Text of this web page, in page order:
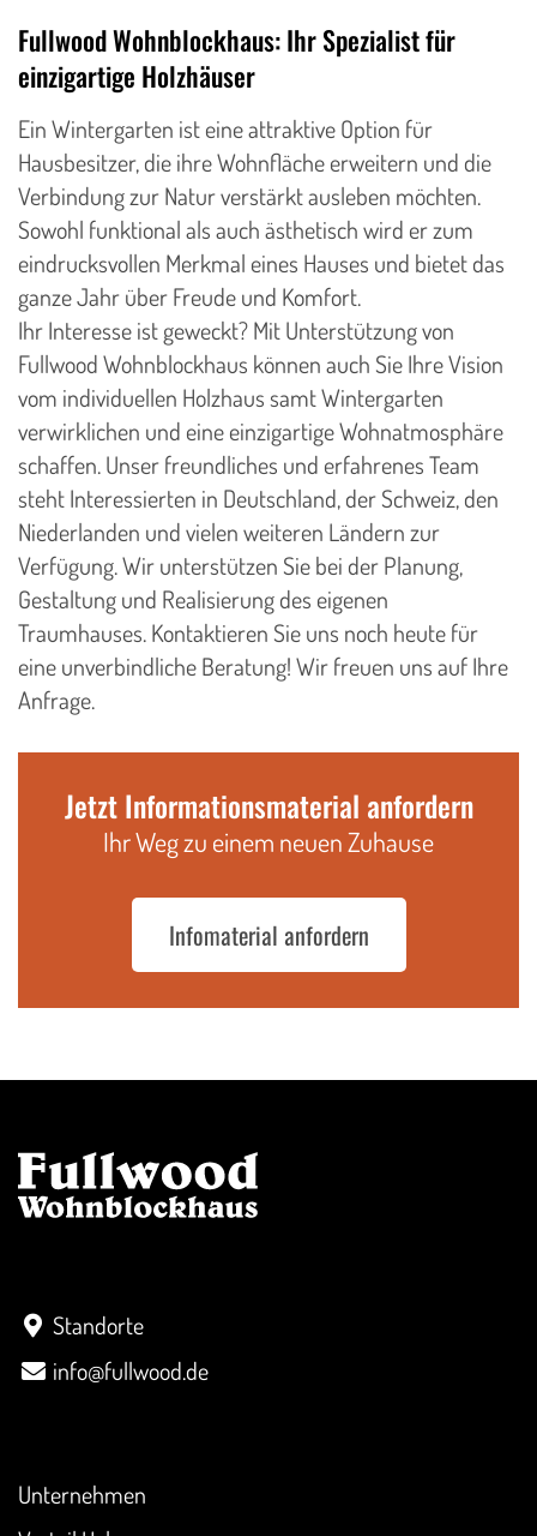
Fullwood Wohnblockhaus: Ihr Spezialist für
einzigartige Holzhäuser
Ein Wintergarten ist eine attraktive Option für
Hausbesitzer, die ihre Wohnfläche erweitern und die
Verbindung zur Natur verstärkt ausleben möchten.
Sowohl funktional als auch ästhetisch wird er zum
eindrucksvollen Merkmal eines Hauses und bietet das
ganze Jahr über Freude und Komfort.
Ihr Interesse ist geweckt? Mit Unterstützung von
Fullwood Wohnblockhaus können auch Sie Ihre Vision
vom individuellen Holzhaus samt Wintergarten
verwirklichen und eine einzigartige Wohnatmosphäre
schaffen. Unser freundliches und erfahrenes Team
steht Interessierten in Deutschland, der Schweiz, den
Niederlanden und vielen weiteren Ländern zur
Verfügung. Wir unterstützen Sie bei der Planung,
Gestaltung und Realisierung des eigenen
Traumhauses. Kontaktieren Sie uns noch heute für
eine unverbindliche Beratung! Wir freuen uns auf Ihre
Anfrage.
Jetzt Informationsmaterial anfordern
Ihr Weg zu einem neuen Zuhause
Infomaterial anfordern
Standorte
info@fullwood.de
Unternehmen